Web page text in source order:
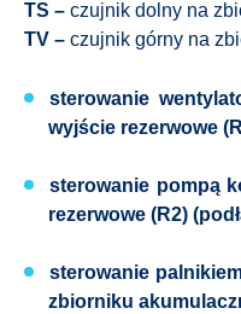
TS – czujnik dolny na
TV – czujnik górny na
sterowanie
wyjście rezerwowe
sterowanie pompą
rezerwowe (R2)
sterowanie
zbiorniku